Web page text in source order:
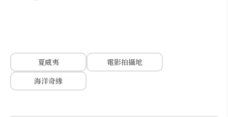
夏威夷
電影拍攝地
海洋奇緣